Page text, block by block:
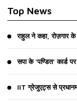
Top News
राहुल ने कहा, रोज़गार
सपा के ‘पण्डित’ कार्ड
IIT ग्रेजुएट्स से